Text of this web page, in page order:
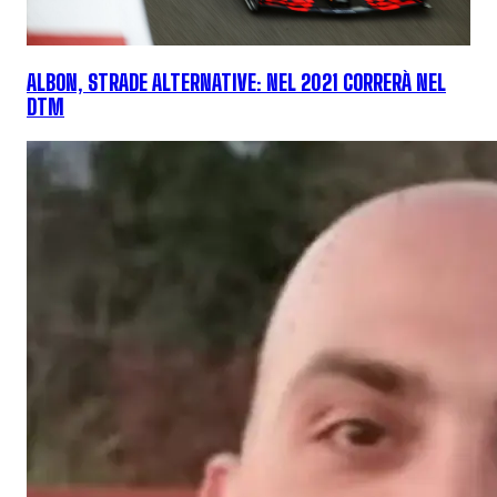
ALBON, STRADE ALTERNATIVE: NEL 2021 CORRERÀ NEL
DTM